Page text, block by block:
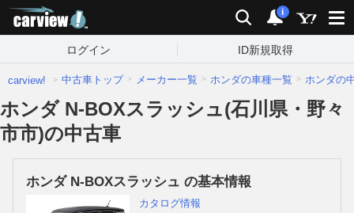
検索 通知
i
ログイン ID新規取得
carview! 中古車トップ メーカー一覧 ホンダの車種一覧 ホンダの
ホンダ N-BOXスラッシュ(石川県・野々
市市)の中古車
ホンダ N-BOXスラッシュ の基本情報
カタログ情報